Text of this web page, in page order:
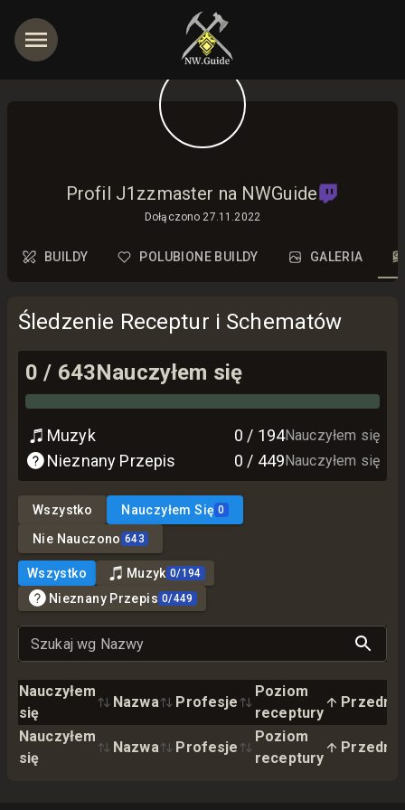
Profil J1zzmaster na NWGuide
Dołączono 27.11.2022
BUILDY POLUBIONE BUILDY GALERIA
Śledzenie Receptur i Schematów
0 / 643Nauczyłem się
Muzyk 0 / 194Nauczyłem się
Nieznany Przepis 0 / 449Nauczyłem się
Wszystko Nauczyłem Się 0
Nie Nauczono 643
Wszystko Muzyk 0/194
Nieznany Przepis 0/449
Szukaj wg Nazwy
Nauczyłem
się
Nazwa Profesje
Poziom
receptury
Nauczyłem
się
Nazwa Profesje
Poziom
receptury